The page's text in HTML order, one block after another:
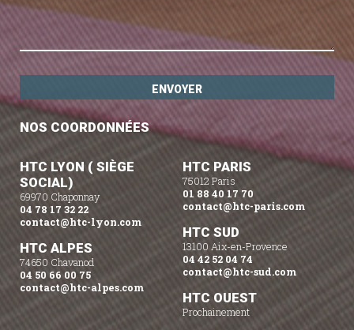
NOS COORDONNÉES
HTC LYON ( SIÈGE
SOCIAL)
69970 Chaponnay
04 78 17 32 22
contact@htc-lyon.com
HTC ALPES
74650 Chavanod
04 50 66 00 75
contact@htc-alpes.com
HTC PARIS
75012 Paris
01 88 40 17 70
contact@htc-paris.com
HTC SUD
13100 Aix-en-Provence
04 42 52 04 74
contact@htc-sud.com
HTC OUEST
Prochainement